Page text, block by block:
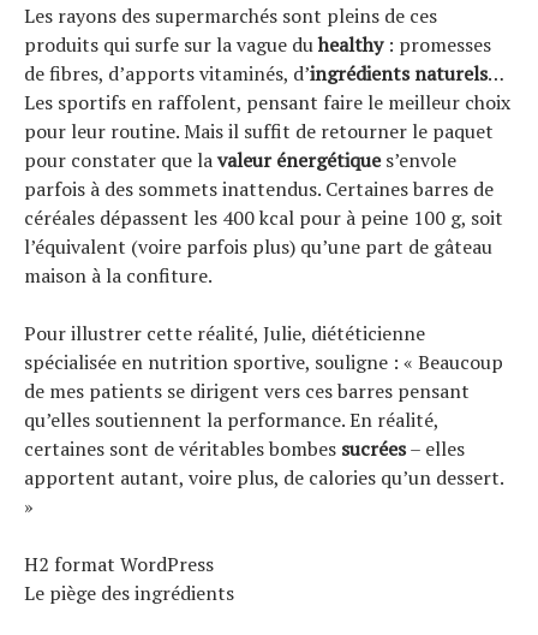
Les rayons des supermarchés sont pleins de ces
produits qui surfe sur la vague duhealthy: promesses
de fibres, d’apports vitaminés, d’ingrédients naturels…
Les sportifs en raffolent, pensant faire le meilleur choix
pour leur routine. Mais il suffit de retourner le paquet
pour constater que lavaleur énergétiques’envole
parfois à des sommets inattendus. Certaines barres de
céréales dépassent les 400 kcal pour à peine 100 g, soit
l’équivalent (voire parfois plus) qu’une part de gâteau
maison à la confiture.
Pour illustrer cette réalité, Julie, diététicienne
spécialisée en nutrition sportive, souligne : « Beaucoup
de mes patients se dirigent vers ces barres pensant
qu’elles soutiennent la performance. En réalité,
certaines sont de véritables bombes sucrées– elles
apportent autant, voire plus, de calories qu’un dessert.
»
H2 format WordPress
Le piège des ingrédients